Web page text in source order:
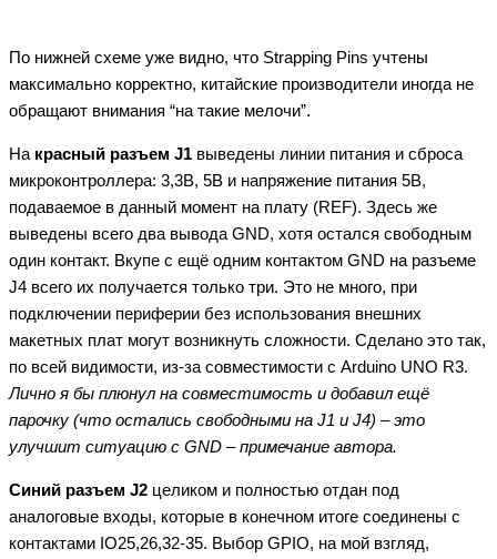
По нижней схеме уже видно, что Strapping Pins учтены
максимально корректно, китайские производители иногда не
обращают внимания “на такие мелочи”.
На красный разъем J1 выведены линии питания и сброса
микроконтроллера: 3,3В, 5В и напряжение питания 5В,
подаваемое в данный момент на плату (REF). Здесь же
выведены всего два вывода GND, хотя остался свободным
один контакт. Вкупе с ещё одним контактом GND на разъеме
J4 всего их получается только три. Это не много, при
подключении периферии без использования внешних
макетных плат могут возникнуть сложности. Сделано это так,
по всей видимости, из-за совместимости с Arduino UNO R3.
Лично я бы плюнул на совместимость и добавил ещё
парочку (что остались свободными на J1 и J4) – это
улучшит ситуацию с GND – примечание автора.
Синий разъем J2 целиком и полностью отдан под
аналоговые входы, которые в конечном итоге соединены с
контактами IO25,26,32-35. Выбор GPIO, на мой взгляд,